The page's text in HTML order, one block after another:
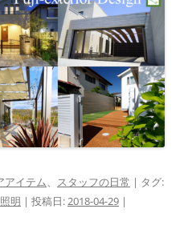
アイテム、 スタッフの日常 | タグ:
照明 | 投稿日:2018-04-29 |